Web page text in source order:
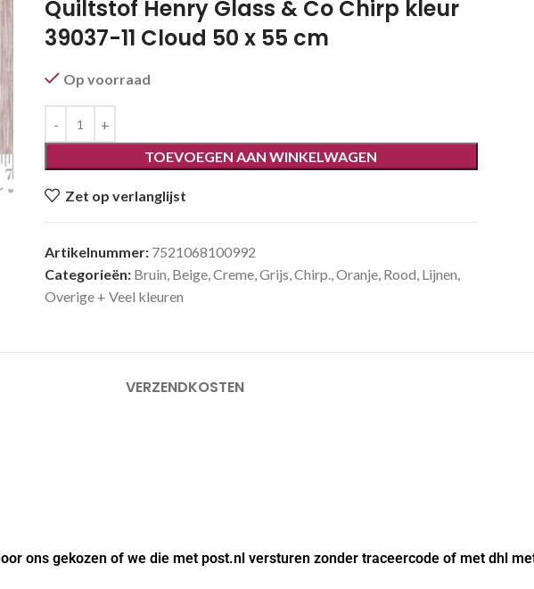
Quiltstof Henry Glass & Co Chirp kleur
39037-11 Cloud 50 x 55 cm
Op voorraad
TOEVOEGEN AAN WINKELWAGEN
Zet op verlanglijst
Artikelnummer: 7521068100992
Categorieën: Bruin, Beige,Creme,Grijs,Chirp.,Oranje, Rood, Lijnen,
Overige + Veel kleuren
VERZENDKOSTEN
ons gekozen of we die met post.nl versturen zonder traceercode of met dhl